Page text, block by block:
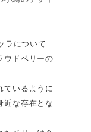
ラについて
ウドベリーの
ているように
近な存在とな